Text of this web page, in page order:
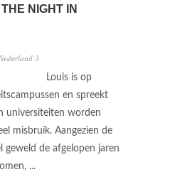
NIGHT IN
Nederland 3
Louis is op
en spreekt
universiteiten worden
misbruik. Aangezien de
geweld de afgelopen jaren
...